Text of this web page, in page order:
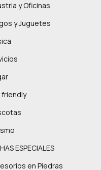
y Oficinas
y Juguetes
friendly
ESPECIALES
en Piedras